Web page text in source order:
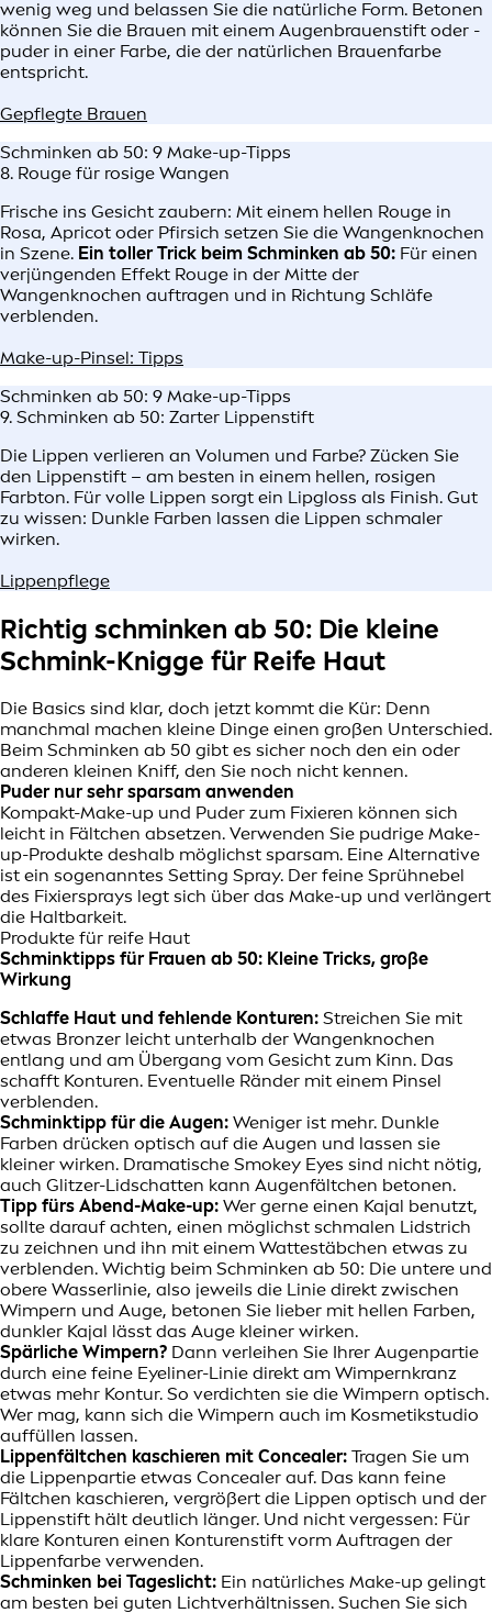
wenig weg und belassen Sie die natürliche Form. Betonen
können Sie die Brauen mit einem Augenbrauenstift oder -
puder in einer Farbe, die der natürlichen Brauenfarbe
entspricht.
Gepflegte Brauen
Schminken ab 50: 9 Make-up-Tipps
8. Rouge für rosige Wangen
Frische ins Gesicht zaubern: Mit einem hellen Rouge in
Rosa, Apricot oder Pfirsich setzen Sie die Wangenknochen
in Szene. Ein toller Trick beim Schminken ab 50: Für einen
verjüngenden Effekt Rouge in der Mitte der
Wangenknochen auftragen und in Richtung Schläfe
verblenden.
Make-up-Pinsel: Tipps
Schminken ab 50: 9 Make-up-Tipps
9. Schminken ab 50: Zarter Lippenstift
Die Lippen verlieren an Volumen und Farbe? Zücken Sie
den Lippenstift – am besten in einem hellen, rosigen
Farbton. Für volle Lippen sorgt ein Lipgloss als Finish. Gut
zu wissen: Dunkle Farben lassen die Lippen schmaler
wirken.
Lippenpflege
Richtig schminken ab 50: Die kleine
Schmink-Knigge für Reife Haut
Die Basics sind klar, doch jetzt kommt die Kür: Denn
manchmal machen kleine Dinge einen großen Unterschied.
Beim Schminken ab 50 gibt es sicher noch den ein oder
anderen kleinen Kniff, den Sie noch nicht kennen.
Puder nur sehr sparsam anwenden
Kompakt-Make-up und Puder zum Fixieren können sich
leicht in Fältchen absetzen. Verwenden Sie pudrige Make-
up-Produkte deshalb möglichst sparsam. Eine Alternative
ist ein sogenanntes Setting Spray. Der feine Sprühnebel
des Fixiersprays legt sich über das Make-up und verlängert
die Haltbarkeit.
Produkte für reife Haut
Schminktipps für Frauen ab 50: Kleine Tricks, große
Wirkung
Schlaffe Haut und fehlende Konturen: Streichen Sie mit
etwas Bronzer leicht unterhalb der Wangenknochen
entlang und am Übergang vom Gesicht zum Kinn. Das
schafft Konturen. Eventuelle Ränder mit einem Pinsel
verblenden.
Schminktipp für die Augen: Weniger ist mehr. Dunkle
Farben drücken optisch auf die Augen und lassen sie
kleiner wirken. Dramatische Smokey Eyes sind nicht nötig,
auch Glitzer-Lidschatten kann Augenfältchen betonen.
Tipp fürs Abend-Make-up: Wer gerne einen Kajal benutzt,
sollte darauf achten, einen möglichst schmalen Lidstrich
zu zeichnen und ihn mit einem Wattestäbchen etwas zu
verblenden. Wichtig beim Schminken ab 50: Die untere und
obere Wasserlinie, also jeweils die Linie direkt zwischen
Wimpern und Auge, betonen Sie lieber mit hellen Farben,
dunkler Kajal lässt das Auge kleiner wirken.
Spärliche Wimpern? Dann verleihen Sie Ihrer Augenpartie
durch eine feine Eyeliner-Linie direkt am Wimpernkranz
etwas mehr Kontur. So verdichten sie die Wimpern optisch.
Wer mag, kann sich die Wimpern auch im Kosmetikstudio
auffüllen lassen.
Lippenfältchen kaschieren mit Concealer: Tragen Sie um
die Lippenpartie etwas Concealer auf. Das kann feine
Fältchen kaschieren, vergrößert die Lippen optisch und der
Lippenstift hält deutlich länger. Und nicht vergessen: Für
klare Konturen einen Konturenstift vorm Auftragen der
Lippenfarbe verwenden.
Schminken bei Tageslicht: Ein natürliches Make-up gelingt
am besten bei guten Lichtverhältnissen. Suchen Sie sich